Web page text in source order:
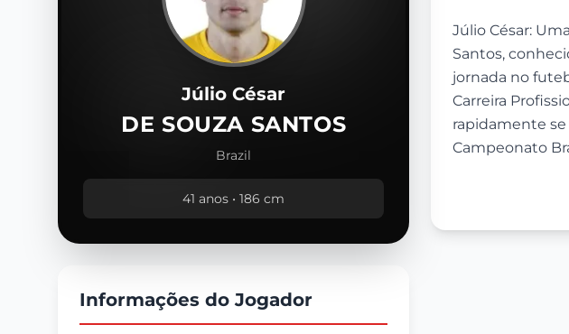
Júlio César
DE SOUZA SANTOS
Brazil
41 anos • 186 cm
Informações do Jogador
Júlio César:
Santos,
jornada no
Carreira
rapidamente
Campeonato